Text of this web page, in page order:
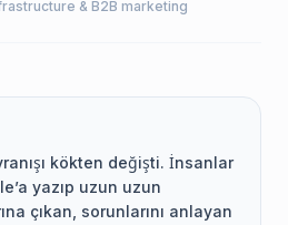
& B2B marketing
kökten değişti. İnsanlar
yazıp uzun uzun
çıkan, sorunlarını anlayan